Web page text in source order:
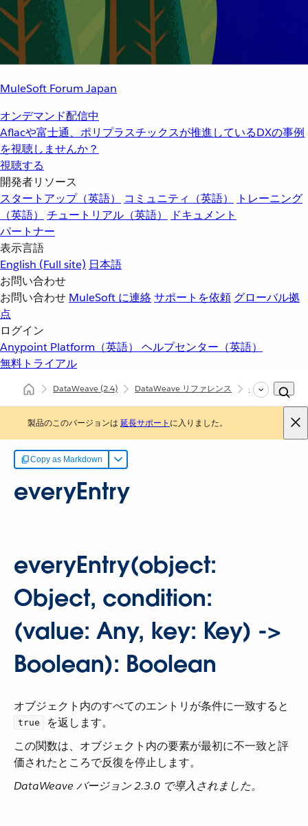
MuleSoft Forum Japan
オンデマンド配信中
Aflacや富士通、ポリプラスチックスが推進しているDXの事例
を視聴しませんか？
視聴する
開発者リソース
スタートアップ（英語）
コミュニティ（英語）
トレーニング
（英語）
チュートリアル（英語）
ドキュメント
パートナー
表示言語
English (Full site) 日本語
お問い合わせ
お問い合わせ MuleSoft に連絡サポートを依頼 グローバル拠
点
ログイン
Anypoint Platform（英語） ヘルプセンター（英語）
無料トライアル
DataWeave(2.4) DataWeave リファレンス
製品のこのバージョンは 延長サポート に入りました。
Copy as Markdown
everyEntry
everyEntry(object:
Object, condition:
(value: Any, key: Key) ->
Boolean): Boolean
オブジェクト内のすべてのエントリが条件に一致すると ​
true
​ を返します。
この関数は、オブジェクト内の要素が最初に不一致と評
価されたところで反復を停止します。
DataWeave バージョン 2.3.0 で導入されました。